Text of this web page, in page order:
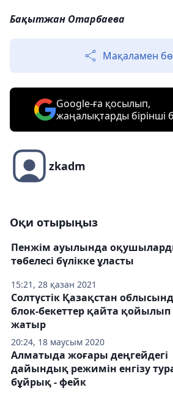
Бақытжан Отарбаева
Мақаламен
Google-ға қосылып,
жаңалықтарды
zkadm
Оқи отырыңыз
15:21, 28 қазан 2021
Пенжім ауылында
төбелесі бүлікке ұласты
20:24, 18 маусым 2020
Солтүстік Қазақстан
блок-бекеттер қайта қойылып
жатыр
Алматыда жоғары деңгейдегі
дайындық режимін енгізу
бұйрық - фейк